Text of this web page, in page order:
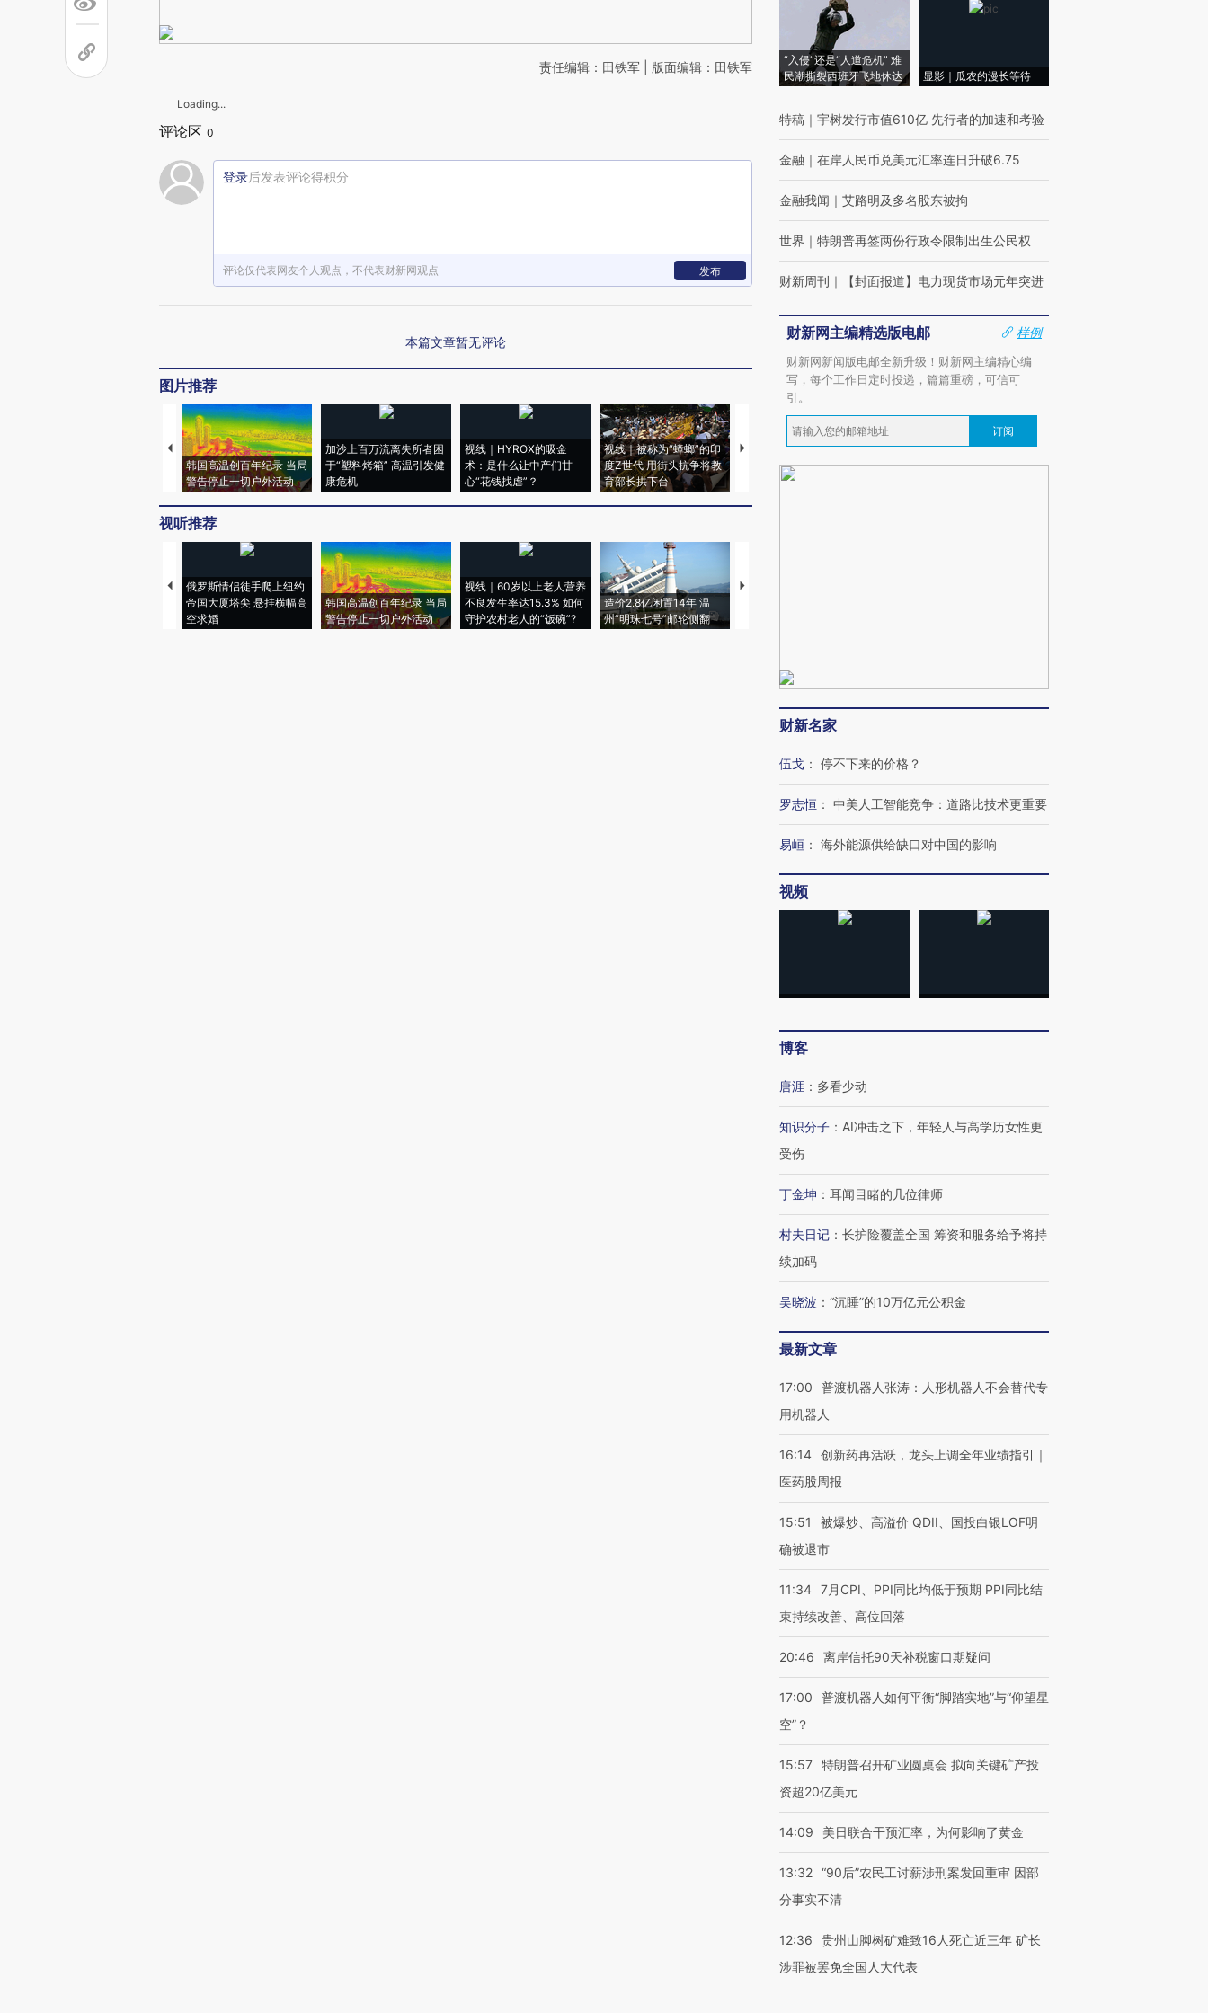
责任编辑：田铁军 | 版面编辑：田铁军
Loading...
评论区 0
登录后发表评论得积分
评论仅代表网友个人观点，不代表财新网观点 发布
本篇文章暂无评论
图片推荐
韩国高温创百年纪录 当局
警告停止一切户外活动
加沙上百万流离失所者困
于“塑料烤箱” 高温引发健
康危机
视线｜HYROX的吸金
术：是什么让中产们甘
心“花钱找虐”？
视线｜被称为“蟑螂”的印
度Z世代 用街头抗争将教
育部长拱下台
视线｜“入侵”还是“人道危
机”？难民潮撕裂西班牙
飞地休达
湖北宜昌局部短时降雨
128毫米 紧急转移近
哈尔滨遭遇短时极端强降
雨 3小时累计雨量超80毫
视听推荐
俄罗斯情侣徒手爬上纽约
帝国大厦塔尖 悬挂横幅高
空求婚
韩国高温创百年纪录 当局
警告停止一切户外活动
视线｜60岁以上老人营养
不良发生率达15.3% 如何
守护农村老人的“饭碗”?
造价2.8亿闲置14年 温
州“明珠七号”邮轮侧翻
特朗普出席葬礼疑似打瞌
“入侵”还是“人道危机” 难
民潮撕裂西班牙飞地休达
显影｜瓜农的漫长等待
特稿 ｜ 宇树发行市值610亿 先行者的加速和考验
金融 ｜ 在岸人民币兑美元汇率连日升破6.75
金融我闻 ｜ 艾路明及多名股东被拘
世界 ｜ 特朗普再签两份行政令限制出生公民权
财新周刊 ｜ 【封面报道】电力现货市场元年突进
财新网主编精选版电邮
样例
财新网新闻版电邮全新升级！财新网主编精心编
写，每个工作日定时投递，篇篇重磅，可信可
引。
订阅
财新名家
伍戈 ： 停不下来的价格？
罗志恒 ： 中美人工智能竞争：道路比技术更重要
易峘 ： 海外能源供给缺口对中国的影响
视频
博客
唐涯 ： 多看少动
知识分子 ： AI冲击之下，年轻人与高学历女性更
受伤
丁金坤 ： 耳闻目睹的几位律师
村夫日记 ： 长护险覆盖全国 筹资和服务给予将持
续加码
吴晓波 ： “沉睡”的10万亿元公积金
最新文章
17:00
普渡机器人张涛：人形机器人不会替代专
用机器人
16:14 创新药再活跃，龙头上调全年业绩指引｜
医药股周报
15:51
被爆炒、高溢价 QDII、国投白银LOF明
确被退市
11:34 7月CPI、PPI同比均低于预期 PPI同比结
束持续改善、高位回落
20:46 离岸信托90天补税窗口期疑问
17:00
普渡机器人如何平衡“脚踏实地”与“仰望星
空”？
15:57 特朗普召开矿业圆桌会 拟向关键矿产投
资超20亿美元
14:09 美日联合干预汇率，为何影响了黄金
13:32 “90后”农民工讨薪涉刑案发回重审 因部
分事实不清
12:36
贵州山脚树矿难致16人死亡近三年 矿长
涉罪被罢免全国人大代表